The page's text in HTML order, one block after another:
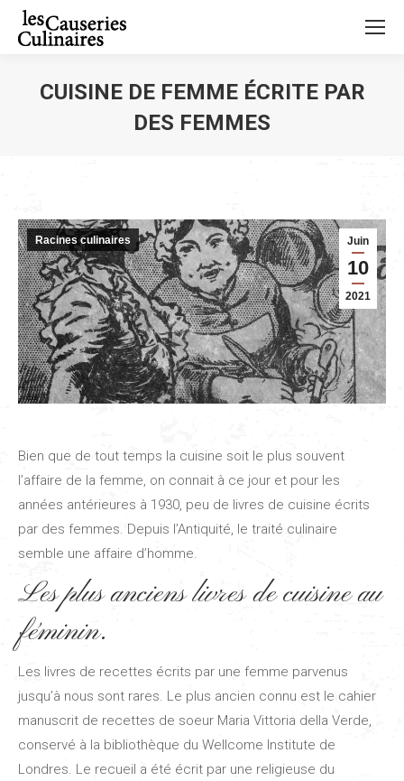
CUISINE DE FEMME ÉCRITE PAR
DES FEMMES
Juin
10
2021
Racines culinaires
Bien que de tout temps la cuisine soit le plus souvent
l’affaire de la femme, on connait à ce jour et pour les
années antérieures à 1930, peu de livres de cuisine écrits
par des femmes. Depuis l’Antiquité, le traité culinaire
semble une affaire d’homme.
Les plus anciens livres de cuisine au
féminin.
Les livres de recettes écrits par une femme parvenus
jusqu’à nous sont rares. Le plus ancien connu est le cahier
manuscrit de recettes de soeur Maria Vittoria della Verde,
conservé à la bibliothèque du Wellcome Institute de
Londres. Le recueil a été écrit par une religieuse du